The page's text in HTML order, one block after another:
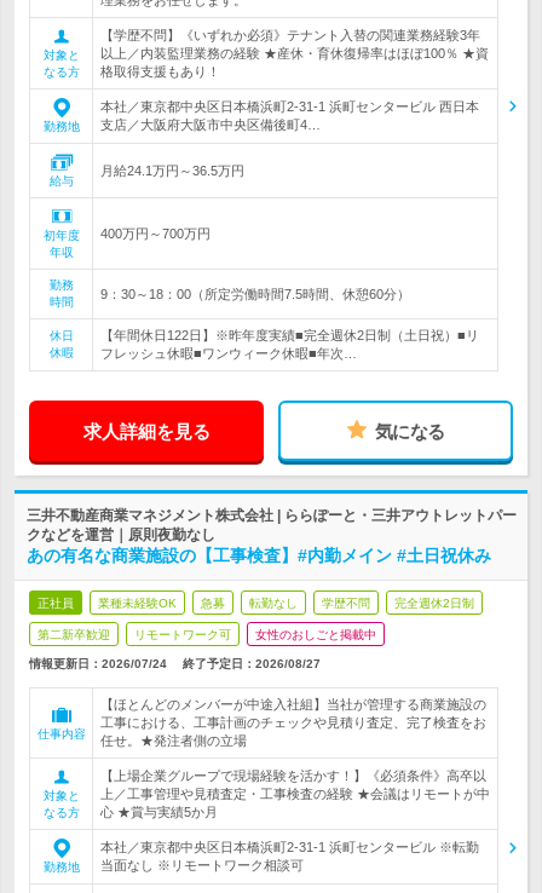
対象と
なる方
【学歴不問】《いずれか必須》テナント入替の関連業務経験3年
以上／内装監理業務の経験 ★産休・育休復帰率はほぼ100％ ★資
格取得支援もあり！
勤務地
本社／東京都中央区日本橋浜町2-31-1 浜町センタービル 西日本
支店／大阪府大阪市中央区備後町4…
給与
月給24.1万円～36.5万円
初年度
年収
400万円～700万円
勤務
時間
9：30～18：00（所定労働時間7.5時間、休憩60分）
休日
休暇
【年間休日122日】※昨年度実績■完全週休2日制（土日祝）■リ
フレッシュ休暇■ワンウィーク休暇■年次…
求人詳細を見る 気になる
三井不動産商業マネジメント株式会社 | ららぽーと・三井アウトレットパー
クなどを運営｜原則夜勤なし
あの有名な商業施設の【工事検査】#内勤メイン #土日祝休み
正社員 業種未経験OK 急募 転勤なし 学歴不問 完全週休2日制
第二新卒歓迎 リモートワーク可 女性のおしごと掲載中
情報更新日：2026/07/24 終了予定日： 2026/08/27
仕事内容
【ほとんどのメンバーが中途入社組】当社が管理する商業施設の
工事における、工事計画のチェックや見積り査定、完了検査をお
任せ。★発注者側の立場
対象と
なる方
【上場企業グループで現場経験を活かす！】《必須条件》高卒以
上／工事管理や見積査定・工事検査の経験 ★会議はリモートが中
心 ★賞与実績5か月
勤務地
本社／東京都中央区日本橋浜町2-31-1 浜町センタービル ※転勤
当面なし ※リモートワーク相談可